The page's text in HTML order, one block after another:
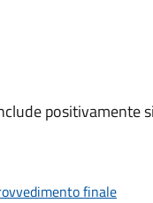
positivamente
finale